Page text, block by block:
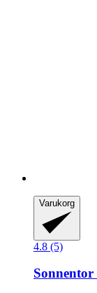
Varukorg
4.8 (5)
Sonnentor